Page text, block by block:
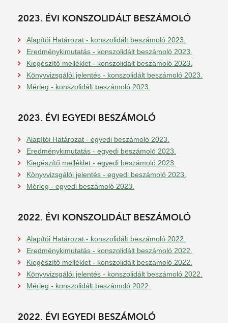
2023. ÉVI KONSZOLIDÁLT BESZÁMOLÓ
Alapítói Határozat - konszolidált beszámoló 2023.
Eredménykimutatás - konszolidált beszámoló 2023.
Kiegészítő melléklet - konszolidált beszámoló 2023.
Könyvvizsgálói jelentés - konszolidált beszámoló 2023.
Mérleg - konszolidált beszámoló 2023.
2023. ÉVI EGYEDI BESZÁMOLÓ
Alapítói Határozat - egyedi beszámoló 2023.
Eredménykimutatás - egyedi beszámoló 2023.
Kiegészítő melléklet - egyedi beszámoló 2023.
Könyvvizsgálói jelentés - egyedi beszámoló 2023.
Mérleg - egyedi beszámoló 2023.
2022. ÉVI KONSZOLIDÁLT BESZÁMOLÓ
Alapítói Határozat - konszolidált beszámoló 2022.
Eredménykimutatás - konszolidált beszámoló 2022.
Kiegészítő melléklet - konszolidált beszámoló 2022.
Könyvvizsgálói jelentés - konszolidált beszámoló 2022.
Mérleg - konszolidált beszámoló 2022.
2022. ÉVI EGYEDI BESZÁMOLÓ